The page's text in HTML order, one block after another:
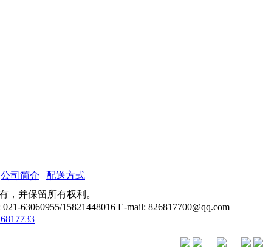
公司简介 | 配送方式
，并保留所有权利。
63060955/15821448016 E-mail: 826817700@qq.com